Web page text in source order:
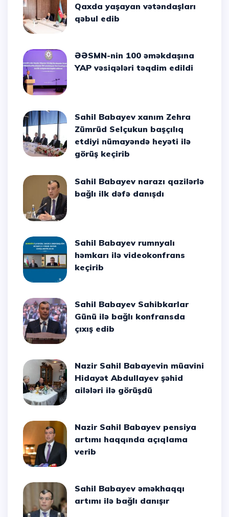
Qaxda yaşayan vətəndaşları
qəbul edib
ƏƏSMN-nin 100 əməkdaşına
YAP vəsiqələri təqdim edildi
Sahil Babayev xanım Zehra
Zümrüd Selçukun başçılıq
etdiyi nümayəndə heyəti ilə
görüş keçirib
Sahil Babayev narazı qazilərlə
bağlı ilk dəfə danışdı
Sahil Babayev rumnyalı
həmkarı ilə videokonfrans
keçirib
Sahil Babayev Sahibkarlar
Günü ilə bağlı konfransda
çıxış edib
Nazir Sahil Babayevin müavini
Hidayət Abdullayev şəhid
ailələri ilə görüşdü
Nazir Sahil Babayev pensiya
artımı haqqında açıqlama
verib
Sahil Babayev əməkhaqqı
artımı ilə bağlı danışır